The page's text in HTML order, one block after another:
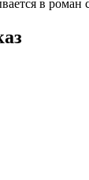
в роман